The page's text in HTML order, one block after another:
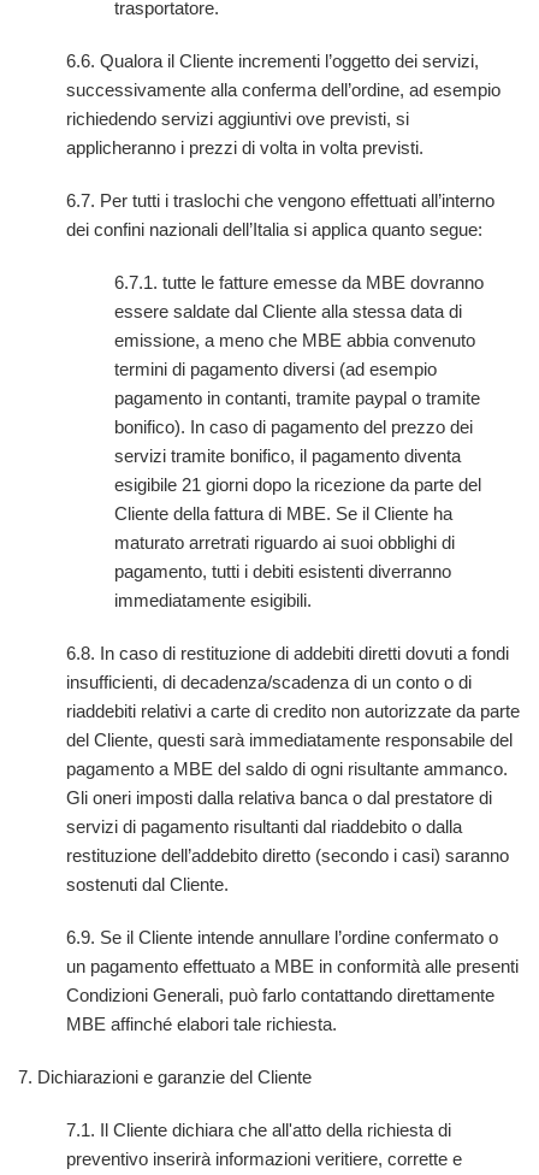
trasportatore.
6.6. Qualora il Cliente incrementi l’oggetto dei servizi,
successivamente alla conferma dell’ordine, ad esempio
richiedendo servizi aggiuntivi ove previsti, si
applicheranno i prezzi di volta in volta previsti.
6.7. Per tutti i traslochi che vengono effettuati all’interno
dei confini nazionali dell’Italia si applica quanto segue:
6.7.1. tutte le fatture emesse da MBE dovranno
essere saldate dal Cliente alla stessa data di
emissione, a meno che MBE abbia convenuto
termini di pagamento diversi (ad esempio
pagamento in contanti, tramite paypal o tramite
bonifico). In caso di pagamento del prezzo dei
servizi tramite bonifico, il pagamento diventa
esigibile 21 giorni dopo la ricezione da parte del
Cliente della fattura di MBE. Se il Cliente ha
maturato arretrati riguardo ai suoi obblighi di
pagamento, tutti i debiti esistenti diverranno
immediatamente esigibili.
6.8. In caso di restituzione di addebiti diretti dovuti a fondi
insufficienti, di decadenza/scadenza di un conto o di
riaddebiti relativi a carte di credito non autorizzate da parte
del Cliente, questi sarà immediatamente responsabile del
pagamento a MBE del saldo di ogni risultante ammanco.
Gli oneri imposti dalla relativa banca o dal prestatore di
servizi di pagamento risultanti dal riaddebito o dalla
restituzione dell’addebito diretto (secondo i casi) saranno
sostenuti dal Cliente.
6.9. Se il Cliente intende annullare l’ordine confermato o
un pagamento effettuato a MBE in conformità alle presenti
Condizioni Generali, può farlo contattando direttamente
MBE affinché elabori tale richiesta.
7. Dichiarazioni e garanzie del Cliente
7.1. Il Cliente dichiara che all'atto della richiesta di
preventivo inserirà informazioni veritiere, corrette e